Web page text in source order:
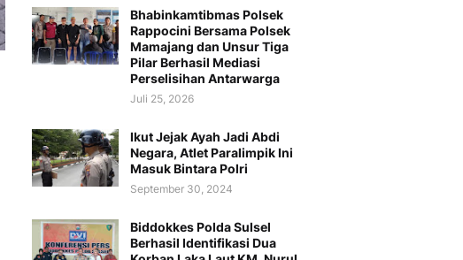
Bhabinkamtibmas Polsek
Rappocini Bersama Polsek
Mamajang dan Unsur Tiga
Pilar Berhasil Mediasi
Perselisihan Antarwarga
Juli 25, 2026
Ikut Jejak Ayah Jadi Abdi
Negara, Atlet Paralimpik Ini
Masuk Bintara Polri
September 30, 2024
Biddokkes Polda Sulsel
Berhasil Identifikasi Dua